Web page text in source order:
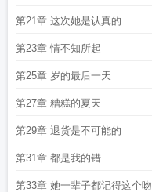
第21章 这次她是认真的
第23章 情不知所起
第25章 岁的最后一天
第27章 糟糕的夏天
第29章 退货是不可能的
第31章 都是我的错
第33章 她一辈子都记得这个吻